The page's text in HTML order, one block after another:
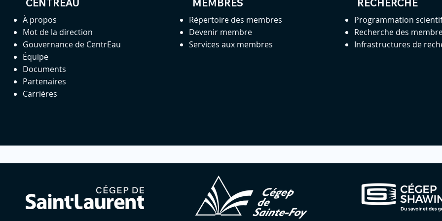
CENTREAU
À propos
Mot de la direction
Gouvernance de CentrEau
Équipe
Documents
Partenaires
Carrières
MEMBRES
Répertoire des membres
Devenir membre
Services aux membres
RECHERCHE
Programmation
Recherche des
Infrastructures de